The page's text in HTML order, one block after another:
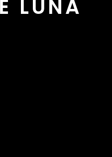
LUNA